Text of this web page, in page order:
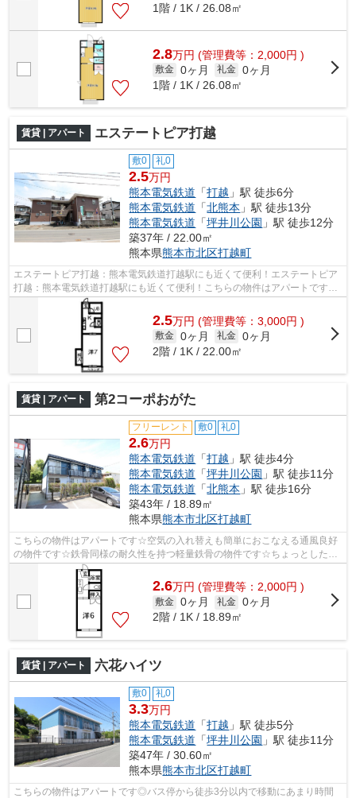
1階 / 1K / 26.08㎡
2.8万円 (管理費等：2,000円 )
敷金 0ヶ月 礼金 0ヶ月
1階 / 1K / 26.08㎡
賃貸 | アパート エステートピア打越
敷0 礼0
2.5万円
熊本電気鉄道 「打越 」駅 徒歩6分
熊本電気鉄道 「北熊本 」駅 徒歩13分
熊本電気鉄道 「坪井川公園 」駅 徒歩12分
築37年 / 22.00㎡
熊本県熊本市北区打越町
エステートピア打越：熊本電気鉄道打越駅にも近くて便利！エステートピア
打越：熊本電気鉄道打越駅にも近くて便利！こちらの物件はアパートです！
お家でパソコン使いたい方にオススメ...
2.5万円 (管理費等：3,000円 )
敷金 0ヶ月 礼金 0ヶ月
2階 / 1K / 22.00㎡
賃貸 | アパート 第2コーポおがた
フリーレント 敷0 礼0
2.6万円
熊本電気鉄道 「打越 」駅 徒歩4分
熊本電気鉄道 「坪井川公園 」駅 徒歩11分
熊本電気鉄道 「北熊本 」駅 徒歩16分
築43年 / 18.89㎡
熊本県熊本市北区打越町
こちらの物件はアパートです☆空気の入れ替えも簡単におこなえる通風良好
の物件です☆鉄骨同様の耐久性を持つ軽量鉄骨の物件です☆ちょっとした地
震の時も頼りになって安心です☆ネットの...
2.6万円 (管理費等：2,000円 )
敷金 0ヶ月 礼金 0ヶ月
2階 / 1K / 18.89㎡
賃貸 | アパート 六花ハイツ
敷0 礼0
3.3万円
熊本電気鉄道 「打越 」駅 徒歩5分
熊本電気鉄道 「坪井川公園 」駅 徒歩11分
築47年 / 30.60㎡
熊本県熊本市北区打越町
こちらの物件はアパートです◎バス停から徒歩3分以内で移動にあまり時間